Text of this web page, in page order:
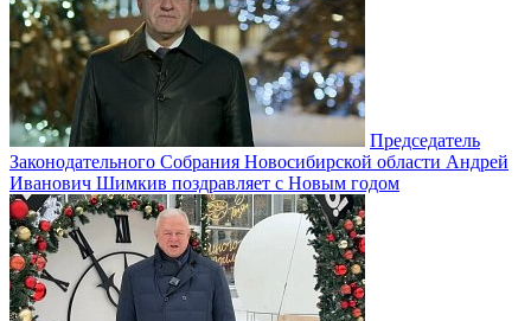
Председатель
Законодательного Собрания Новосибирской области Андрей
Иванович Шимкив поздравляет с Новым годом